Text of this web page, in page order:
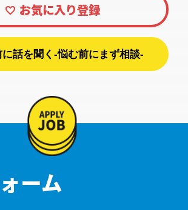
に話を聞く-悩む前にまず相談-
ーム